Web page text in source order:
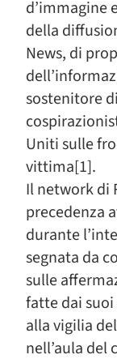
d’immagine
della
News, di
sostenitore
Uniti sulle
vittima[1].
Il network di
precedenza
durante
segnata da
sulle
fatte dai
alla vigilia
nell’aula